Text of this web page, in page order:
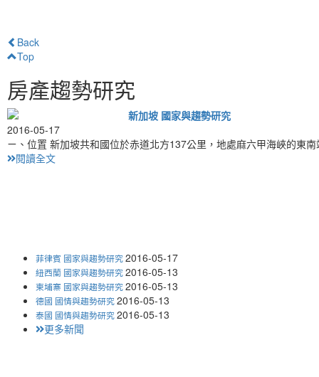
Back
Top
房產趨勢研究
新加坡 國家與趨勢研究
2016-05-17
ㄧ、位置 新加坡共和國位於赤道北方137公里，地處麻六甲海峽的東
閱讀全文
菲律賓 國家與趨勢研究2016-05-17
紐西蘭 國家與趨勢研究2016-05-13
柬埔寨 國家與趨勢研究2016-05-13
德國 國情與趨勢研究2016-05-13
泰國 國情與趨勢研究2016-05-13
更多新聞